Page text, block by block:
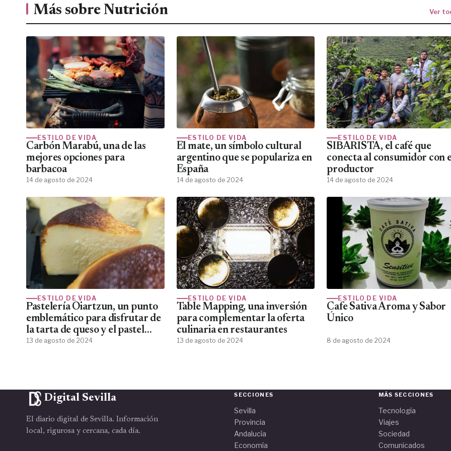
Más sobre Nutrición Ver
ESTILO DE VIDA
Carbón Marabú, una de las
mejores opciones para
barbacoa
14 de agosto de 2024
ESTILO DE VIDA
El mate, un símbolo cultural
argentino que se populariza en
España
14 de agosto de 2024
ESTILO DE VIDA
SIBARISTA, el café que
conecta al consumidor con
productor
14 de agosto de 2024
ESTILO DE VIDA
Pastelería Oiartzun, un punto
emblemático para disfrutar de
la tarta de queso y el pastel
vasco
13 de agosto de 2024
ESTILO DE VIDA
Table Mapping, una inversión
para complementar la oferta
culinaria en restaurantes
13 de agosto de 2024
ESTILO DE VIDA
Cafe Sativa Aroma y Sabor
Único
8 de agosto de 2024
Digital Sevilla
El diario digital de Sevilla. Información
local, rigurosa y cercana, cada día.
SECCIONES
Sevilla
Provincia
Andalucía
Economía
MÁS SECCIONES
Tecnología
Viajes
Sociedad
Comunicados